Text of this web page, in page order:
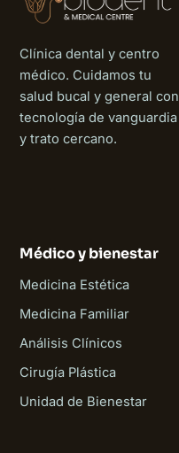
Clínica dental y centro
médico. Cuidamos tu
salud bucal y general con
tecnología de vanguardia
y trato cercano.
Médico y bienestar
Medicina Estética
Medicina Familiar
Análisis Clínicos
Cirugía Plástica
Unidad de Bienestar